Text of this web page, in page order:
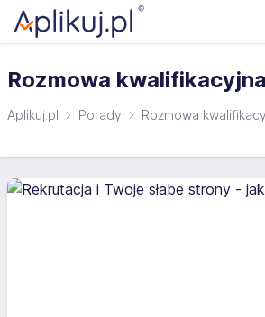
Rozmowa kwalifikacyjna
Aplikuj.pl Porady Rozmowa